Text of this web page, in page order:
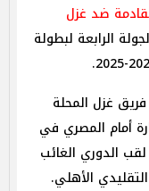
ضد غزل
الرابعة لبطولة
غزل المحلة
أمام المصري في
الدوري الغائب
الأهلي.